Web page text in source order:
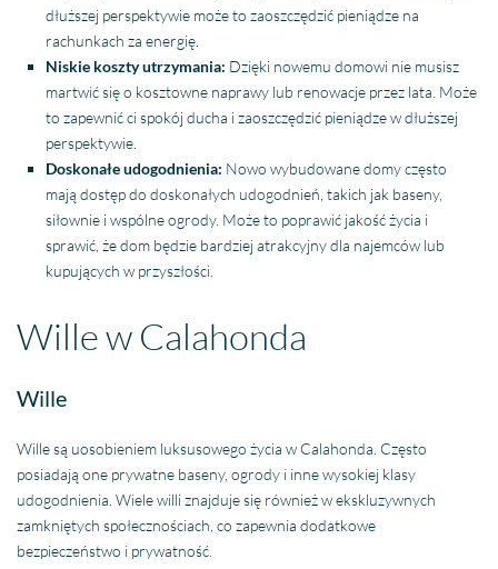
dłuższej perspektywie może to zaoszczędzić pieniądze na
rachunkach za energię.
Niskie koszty utrzymania: Dzięki nowemu domowi nie musisz
martwić się o kosztowne naprawy lub renowacje przez lata. Może
to zapewnić ci spokój ducha i zaoszczędzić pieniądze w dłuższej
perspektywie.
Doskonałe udogodnienia: Nowo wybudowane domy często
mają dostęp do doskonałych udogodnień, takich jak baseny,
siłownie i wspólne ogrody. Może to poprawić jakość życia i
sprawić, że dom będzie bardziej atrakcyjny dla najemców lub
kupujących w przyszłości.
Wille w Calahonda
Wille
Wille są uosobieniem luksusowego życia w Calahonda. Często
posiadają one prywatne baseny, ogrody i inne wysokiej klasy
udogodnienia. Wiele willi znajduje się również w ekskluzywnych
zamkniętych społecznościach, co zapewnia dodatkowe
bezpieczeństwo i prywatność.